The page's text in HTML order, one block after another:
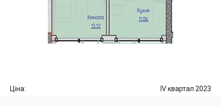
Ціна: IV квартал 2023